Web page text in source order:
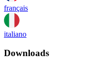
français
italiano
Downloads